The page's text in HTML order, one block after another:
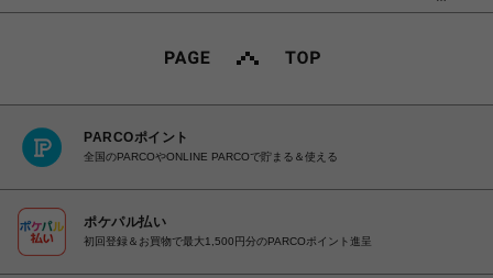
PARCOポイント
全国のPARCOやONLINE PARCOで貯まる＆使える
ポケパル払い
初回登録＆お買物で最大1,500円分のPARCOポイント進呈